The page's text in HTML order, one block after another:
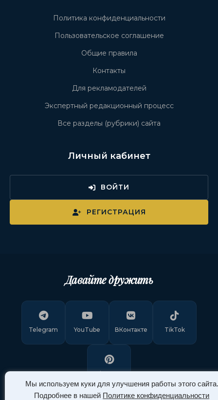
Мы используем куки для улучшения работы этого сайта.
Подробнее в нашей Политике конфиденциальности
Политика конфиденциальности
Пользовательское соглашение
Общие правила
Контакты
Для рекламодателей
Экспертный редакционный процесс
Все разделы (рубрики) сайта
Личный кабинет
ВОЙТИ
РЕГИСТРАЦИЯ
Давайте дружить
Telegram YouTube ВКонтакте TikTok
Pinterest